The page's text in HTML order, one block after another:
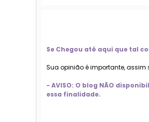
Se Chegou até aqui que tal
Sua opinião é importante,
- AVISO: O blog NÃO
essa finalidade.